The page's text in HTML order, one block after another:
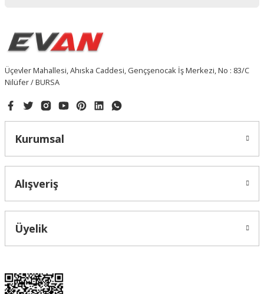
Üçevler Mahallesi, Ahıska Caddesi, Gençşenocak İş Merkezi, No : 83/C
Nilüfer / BURSA
Kurumsal
Alışveriş
Üyelik